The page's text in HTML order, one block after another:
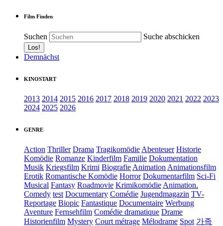
Film Finden
Suchen Suche abschicken
Demnächst
KINOSTART
2013 2014 2015 2016 2017 2018 2019 2020 2021 2022 2023
2024 2025 2026
GENRE
Action Thriller Drama Tragikomödie Abenteuer Historie
Komödie Romanze Kinderfilm Familie Dokumentation
Musik Kriegsfilm Krimi Biografie Animation Animationsfilm
Erotik Romantische Komödie Horror Dokumentarfilm Sci-Fi
Musical Fantasy Roadmovie Krimikomödie Animation.
Comedy test Documentary Comédie Jugendmagazin TV-
Reportage Biopic Fantastique Documentaire Werbung
Aventure Fernsehfilm Comédie dramatique Drame
Historienfilm Mystery Court métrage Mélodrame Spot 가족